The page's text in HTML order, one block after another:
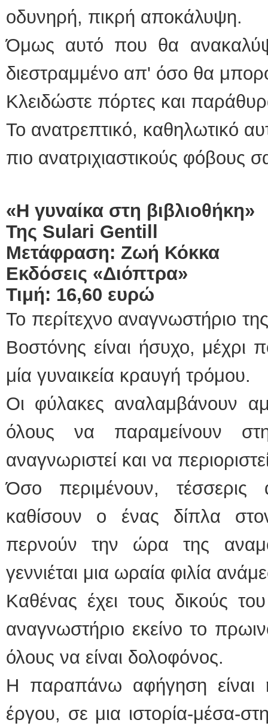
οδυνηρή, πικρή αποκάλυψη.
Όμως αυτό που θα
διεστραμμένο απ' όσο θα
Κλειδώστε πόρτες και
Το ανατρεπτικό, καθηλωτικό
πιο ανατριχιαστικούς φόβους
«Η γυναίκα στη βιβλιοθήκη»
Της Sulari Gentill
Μετάφραση: Ζωή Κόκκα
Εκδόσεις «Διόπτρα»
Τιμή: 16,60 ευρώ
Το περίτεχνο αναγνωστήριο
Βοστόνης είναι ήσυχο, μέχρι
μία γυναικεία κραυγή τρόμου.
Οι φύλακες αναλαμβάνουν
όλους να παραμείνουν
αναγνωριστεί και να
Όσο περιμένουν,
καθίσουν ο ένας δίπλα
περνούν την ώρα της
γεννιέται μια ωραία φιλία
Καθένας έχει τους δικούς
αναγνωστήριο εκείνο το
όλους να είναι δολοφόνος.
Η παραπάνω αφήγηση είναι
έργου, σε μια ιστορία-μέσα-